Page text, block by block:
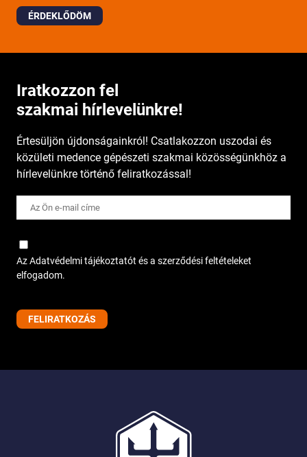
ÉRDEKLŐDÖM
Iratkozzon fel
szakmai hírlevelünkre!
Értesüljön újdonságainkról! Csatlakozzon uszodai és
közületi medence gépészeti szakmai közösségünkhöz a
hírlevelünkre történő feliratkozással!
Az Adatvédelmi tájékoztatót és a szerződési feltételeket
elfogadom.